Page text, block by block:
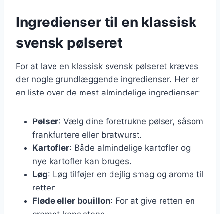
Ingredienser til en klassisk
svensk pølseret
For at lave en klassisk svensk pølseret kræves
der nogle grundlæggende ingredienser. Her er
en liste over de mest almindelige ingredienser:
Pølser: Vælg dine foretrukne pølser, såsom
frankfurtere eller bratwurst.
Kartofler: Både almindelige kartofler og
nye kartofler kan bruges.
Løg: Løg tilføjer en dejlig smag og aroma til
retten.
Fløde eller bouillon: For at give retten en